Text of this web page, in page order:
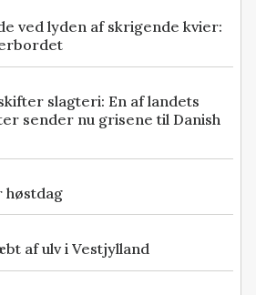
ved lyden af skrigende kvier:
slagteri: En af landets
sender nu grisene til Danish
høstdag
af ulv i Vestjylland